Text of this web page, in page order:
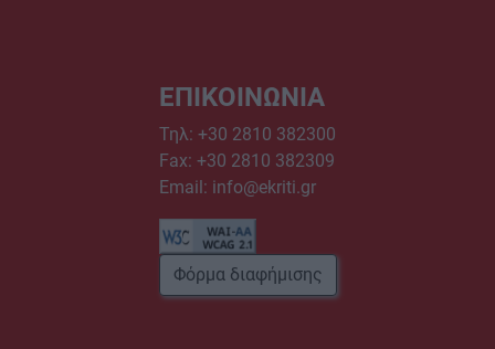
ΕΠΙΚΟΙΝΩΝΙΑ
Τηλ: +30 2810 382300
Fax: +30 2810 382309
Email: info@ekriti.gr
Φόρμα διαφήμισης